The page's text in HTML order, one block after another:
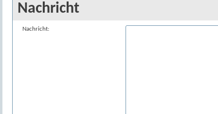
Nachricht
Nachricht: